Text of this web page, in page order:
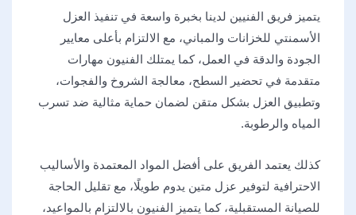
يتميز فريق الفنيين لدينا بخبرة واسعة في تنفيذ العزل
الأسمنتي للخزانات والمباني، مع الالتزام بأعلى معايير
الجودة والدقة في العمل، كما يمتلك الفنيون مهارات
متقدمة في تحضير السطح، معالجة الشروخ والفجوات،
وتطبيق العزل بشكل متقن لضمان حماية مثالية ضد تسرب
المياه والرطوبة.
كذلك يعتمد الفريق على أفضل المواد المعتمدة والأساليب
الاحترافية لتوفير عزل متين يدوم طويلًا، مع تقليل الحاجة
للصيانة المستقبلية، كما يتميز الفنيون بالالتزام بالمواعيد،